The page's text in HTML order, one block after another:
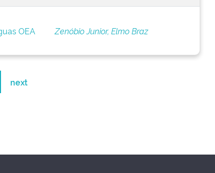
OEA Zenóbio Junior, Elmo Braz
next